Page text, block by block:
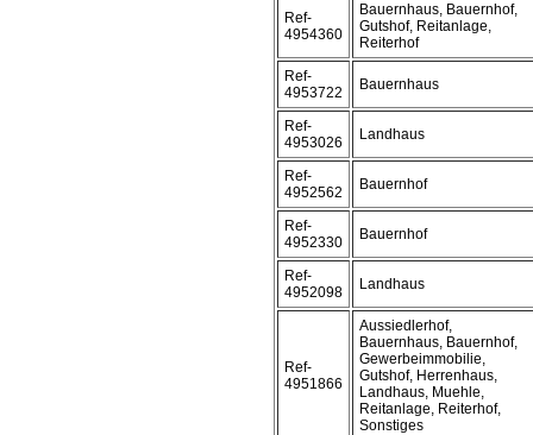
Ref-
4954360
Bauernhaus, Bauernhof,
Gutshof, Reitanlage,
Reiterhof
Ref-
4953722
Bauernhaus
Ref-
4953026
Landhaus
Ref-
4952562
Bauernhof
Ref-
4952330
Bauernhof
Ref-
4952098
Landhaus
Ref-
4951866
Aussiedlerhof,
Bauernhaus, Bauernhof,
Gewerbeimmobilie,
Gutshof, Herrenhaus,
Landhaus, Muehle,
Reitanlage, Reiterhof,
Sonstiges